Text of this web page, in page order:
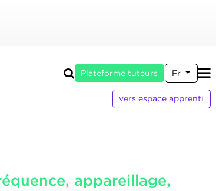
Plateforme tuteurs Fr
vers espace apprenti
appareillage,